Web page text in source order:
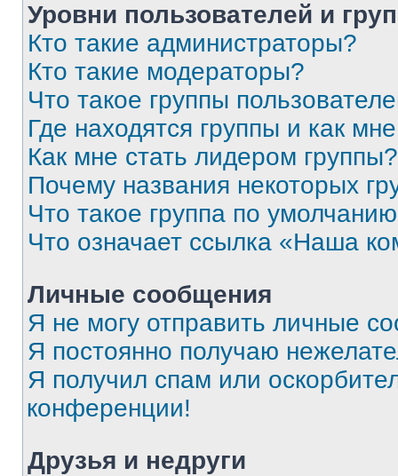
Уровни пользователей и
Кто такие администраторы?
Кто такие модераторы?
Что такое группы
Где находятся группы и как
Как мне стать лидером группы?
Почему названия некоторых
Что такое группа по
Что означает ссылка «Наша
Личные сообщения
Я не могу отправить личные
Я постоянно получаю
Я получил спам или
конференции!
Друзья и недруги